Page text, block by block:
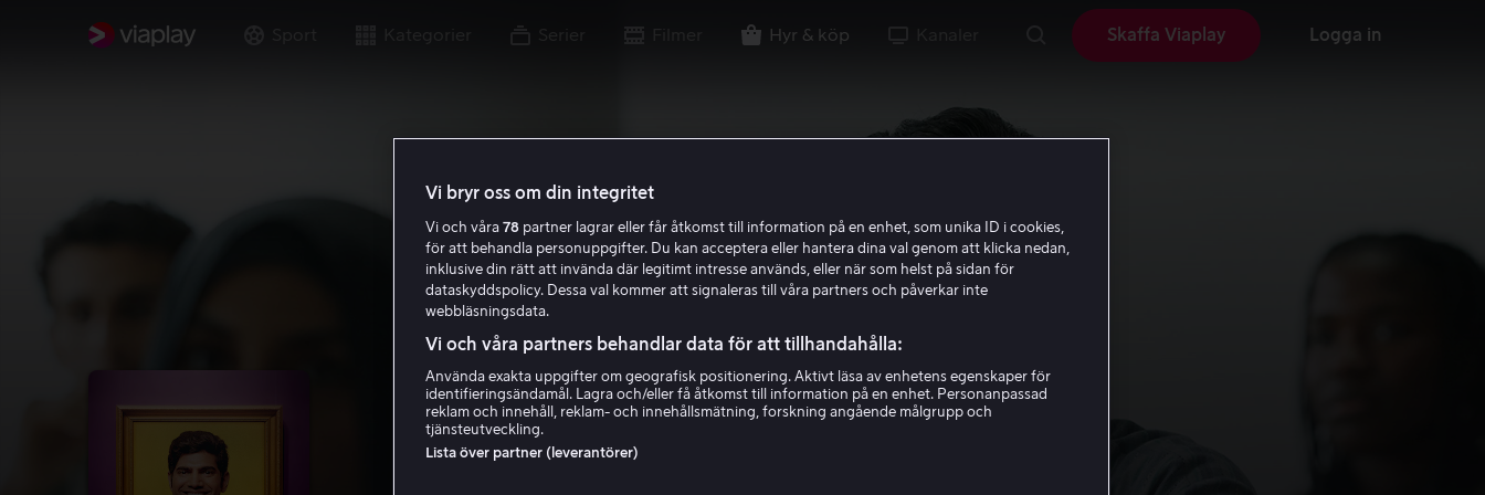
Hyr & köp Skaffa Viaplay Logga in
Vi bryr oss om din integritet
Vi och våra 78 partner lagrar eller får åtkomst till information på en enhet, som unika ID i cookies,
för att behandla personuppgifter. Du kan acceptera eller hantera dina val genom att klicka nedan,
inklusive din rätt att invända där legitimt intresse används, eller när som helst på sidan för
dataskyddspolicy. Dessa val kommer att signaleras till våra partners och påverkar inte
webbläsningsdata.
Vi och våra partners behandlar data för att tillhandahålla:
Använda exakta uppgifter om geografisk positionering. Aktivt läsa av enhetens egenskaper för
identifieringsändamål. Lagra och/eller få åtkomst till information på en enhet. Personanpassad
reklam och innehåll, reklam- och innehållsmätning, forskning angående målgrupp och
tjänsteutveckling.
Lista över partner (leverantörer)